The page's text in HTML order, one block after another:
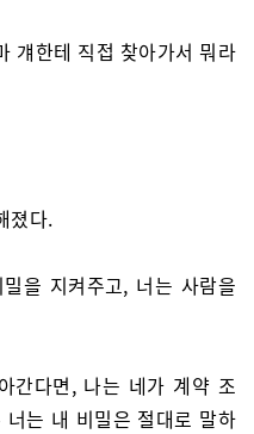
한테 직접 찾아가서 뭐라
졌다.
을 지켜주고, 너는 사람을
간다면, 나는 네가 계약 조
는 내 비밀은 절대로 말하